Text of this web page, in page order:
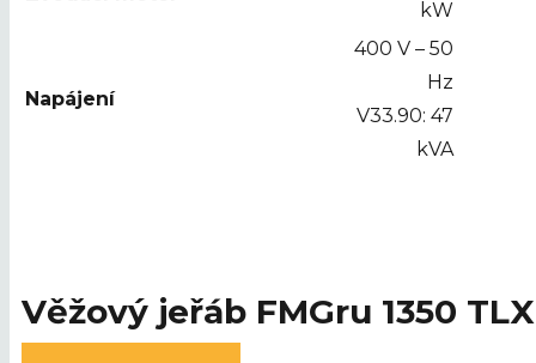
kW
Napájení
400 V – 50
Hz
V33.90: 47
kVA
Věžový jeřáb FMGru 1350